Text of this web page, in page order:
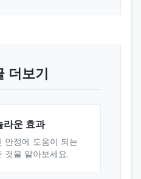
더보기
라운 효과
안정에 도움이 되는
것을 알아보세요.